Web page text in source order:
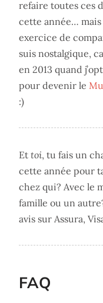
refaire toutes ces
cette année… mais
exercice de
suis nostalgique,
en 2013 quand
pour devenir le
:)
Et toi, tu fais un
cette année pour
chez qui? Avec le
famille ou un
avis sur Assura,
FAQ